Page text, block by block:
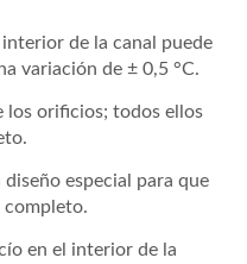
de la canal puede
variación de ± 0,5 °C.
los orificios; todos ellos
especial para que
completo.
en el interior de la